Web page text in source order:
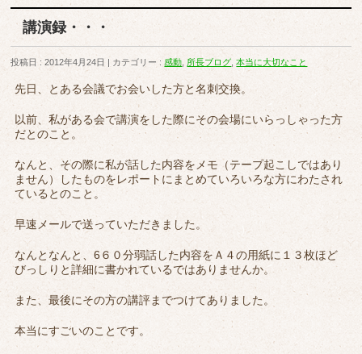
講演録・・・
投稿日 : 2012年4月24日 カテゴリー :感動 所長ブログ ,本当に大切なこと
先日、とある会議でお会いした方と名刺交換。
以前、私がある会で講演をした際にその会場にいらっしゃった方
だとのこと。
なんと、その際に私が話した内容をメモ（テープ起こしではあり
ません）したものをレポートにまとめていろいろな方にわたされ
ているとのこと。
早速メールで送っていただきました。
なんとなんと、6６０分弱話した内容をＡ４の用紙に１３枚ほど
びっしりと詳細に書かれているではありませんか。
また、最後にその方の講評までつけてありました。
本当にすごいのことです。